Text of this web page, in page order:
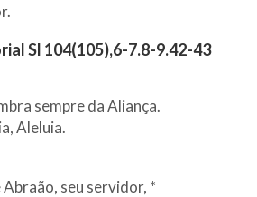
Sl 104(105),6-7.8-9.42-43
sempre da Aliança.
Aleluia.
seu servidor, *